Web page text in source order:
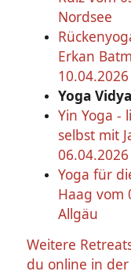
Nordsee
Erkan
Yoga
Yin Yoga -
selbst mit
Yoga für
Haag vom
Allgäu
Weitere
du online in